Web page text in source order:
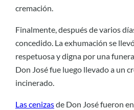
cremación.
Finalmente, después de varios
concedido. La exhumación se
respetuosa y digna por una
Don José fue luego llevado a un
incinerado.
Las cenizasde Don José fueron